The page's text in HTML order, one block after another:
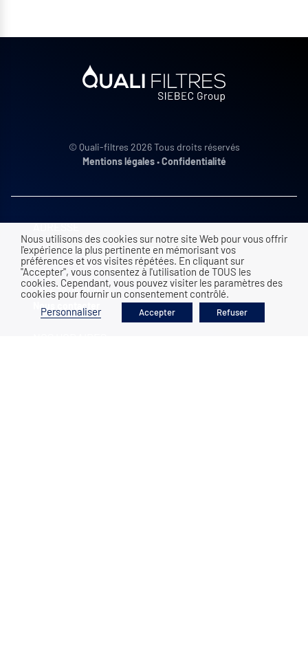
© Quali-filtres 2026 Tous droits réservés
Mentions légales•Confidentialité
ADRESSE
QUALI-FILTRES SAS, 9 rue des platanes
38120Saint Egrève|FRANCE
+33 4 76 26 91 75
Nous contacter
Nous utilisons des cookies sur notre site Web pour vous offrir
l'expérience la plus pertinente en mémorisant vos
préférences et vos visites répétées. En cliquant sur
"Accepter", vous consentez à l'utilisation de TOUS les
cookies. Cependant, vous pouvez visiter les paramètres des
cookies pour fournir un consentement contrôlé.
Personnaliser
Accepter Refuser